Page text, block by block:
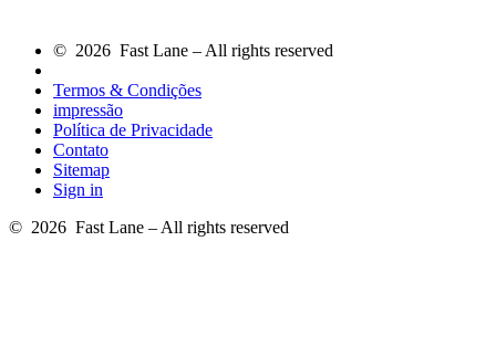
© 2026 Fast Lane – All rights reserved
Termos & Condições
impressão
Política de Privacidade
Contato
Sitemap
Sign in
© 2026 Fast Lane – All rights reserved